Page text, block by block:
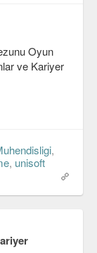
Oyun
ve Kariyer
,
, unisoft